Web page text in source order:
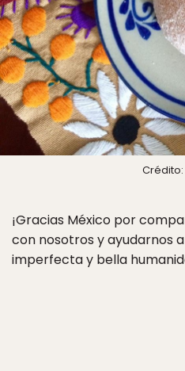
Crédito:
¡Gracias México por
con nosotros y ayudarnos
imperfecta y bella